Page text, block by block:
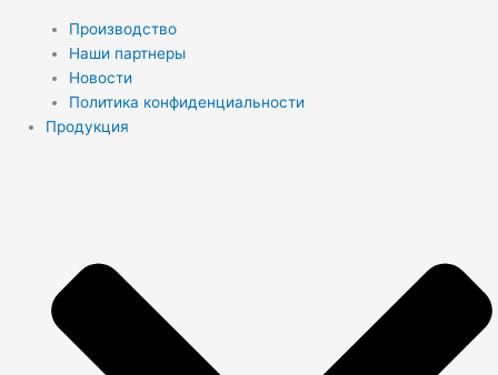
Производство
Наши партнеры
Новости
Политика конфиденциальности
Продукция